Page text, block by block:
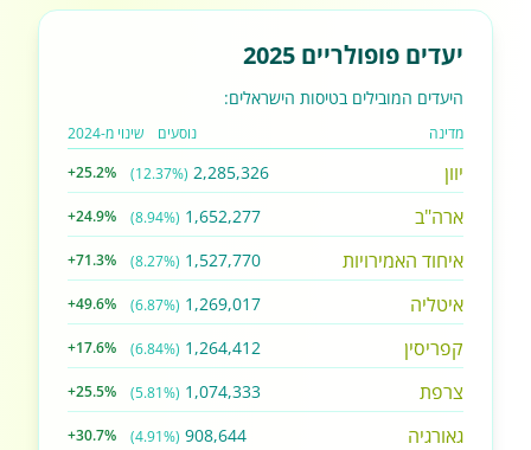
יעדים פופולריים 2025
היעדים המובילים בטיסות הישראלים:
מדינה נוסעים שינוי מ-2024
יוון 2,285,326
(12.37%)
+25.2%
ארה"ב 1,652,277
(8.94%)
+24.9%
איחוד האמירויות 1,527,770
(8.27%)
+71.3%
איטליה 1,269,017
(6.87%)
+49.6%
קפריסין 1,264,412
(6.84%)
+17.6%
צרפת 1,074,333
(5.81%)
+25.5%
גאורגיה 908,644
(4.91%)
+30.7%